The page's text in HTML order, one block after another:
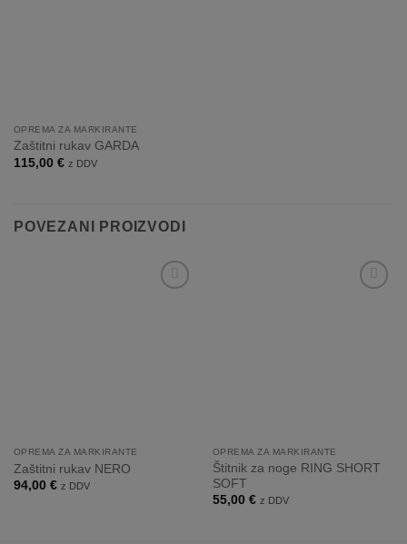
OPREMA ZA MARKIRANTE
Zaštitni rukav GARDA
115,00 € z DDV
POVEZANI PROIZVODI
OPREMA ZA MARKIRANTE
Zaštitni rukav NERO
94,00 € z DDV
OPREMA ZA MARKIRANTE
Štitnik za noge RING SHORT
SOFT
55,00 € z DDV